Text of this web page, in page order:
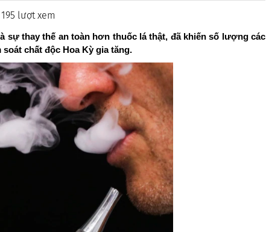
195 lượt xem
sự thay thế an toàn hơn thuốc lá thật, đã khiến số lượng các
chất độc Hoa Kỳ gia tăng.